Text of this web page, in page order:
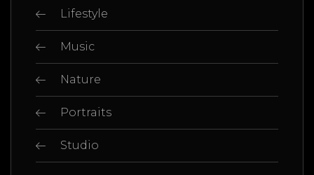
Lifestyle
Music
Nature
Portraits
Studio